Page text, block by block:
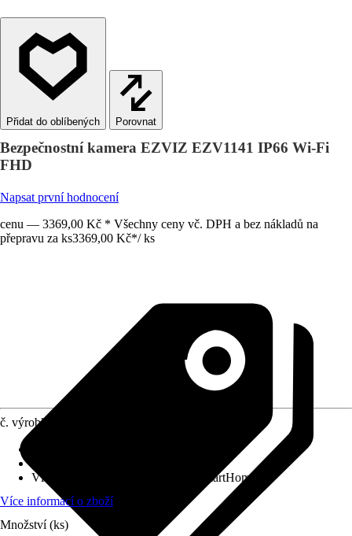
Porovnat
Bezpečnostní kamera EZVIZ EZV1141 IP66 Wi-Fi
FHD
Napsat první hodnocení
cenu — 3369,00 Kč * Všechny ceny vč. DPH a bez nákladů na
přepravu za ks3369,00 Kč*/ ks
č. výrobku
Vlastnosti
Připraveno na systém SmartHome
Více informací o zboží
Množství (ks)